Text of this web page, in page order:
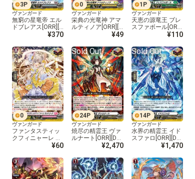
3P
ヴァンガード
無窮の星竜帝 エル
ドブレアス[ORR][D
¥370
0
ヴァンガード
栄典の光竜神 アマ
ルティノア[ORR][D
¥49
1 P
ヴァンガード
天恵の源竜王 ブレ
スファボール[ORR]
[DZ-BT01/023]¥110
0
ヴァンガード
ファンタスティッ
クフィニャーレ キ
ャトリーナ[ORR][D
¥60
Sold Out
24P
ヴァンガード
焼尽の精霊王 ヴァ
ルナート[ORR][DZ-
¥2,470
Sold Out
14P
ヴァンガード
水界の精霊王 イド
スファロ[ORR][DZ-
¥1,470